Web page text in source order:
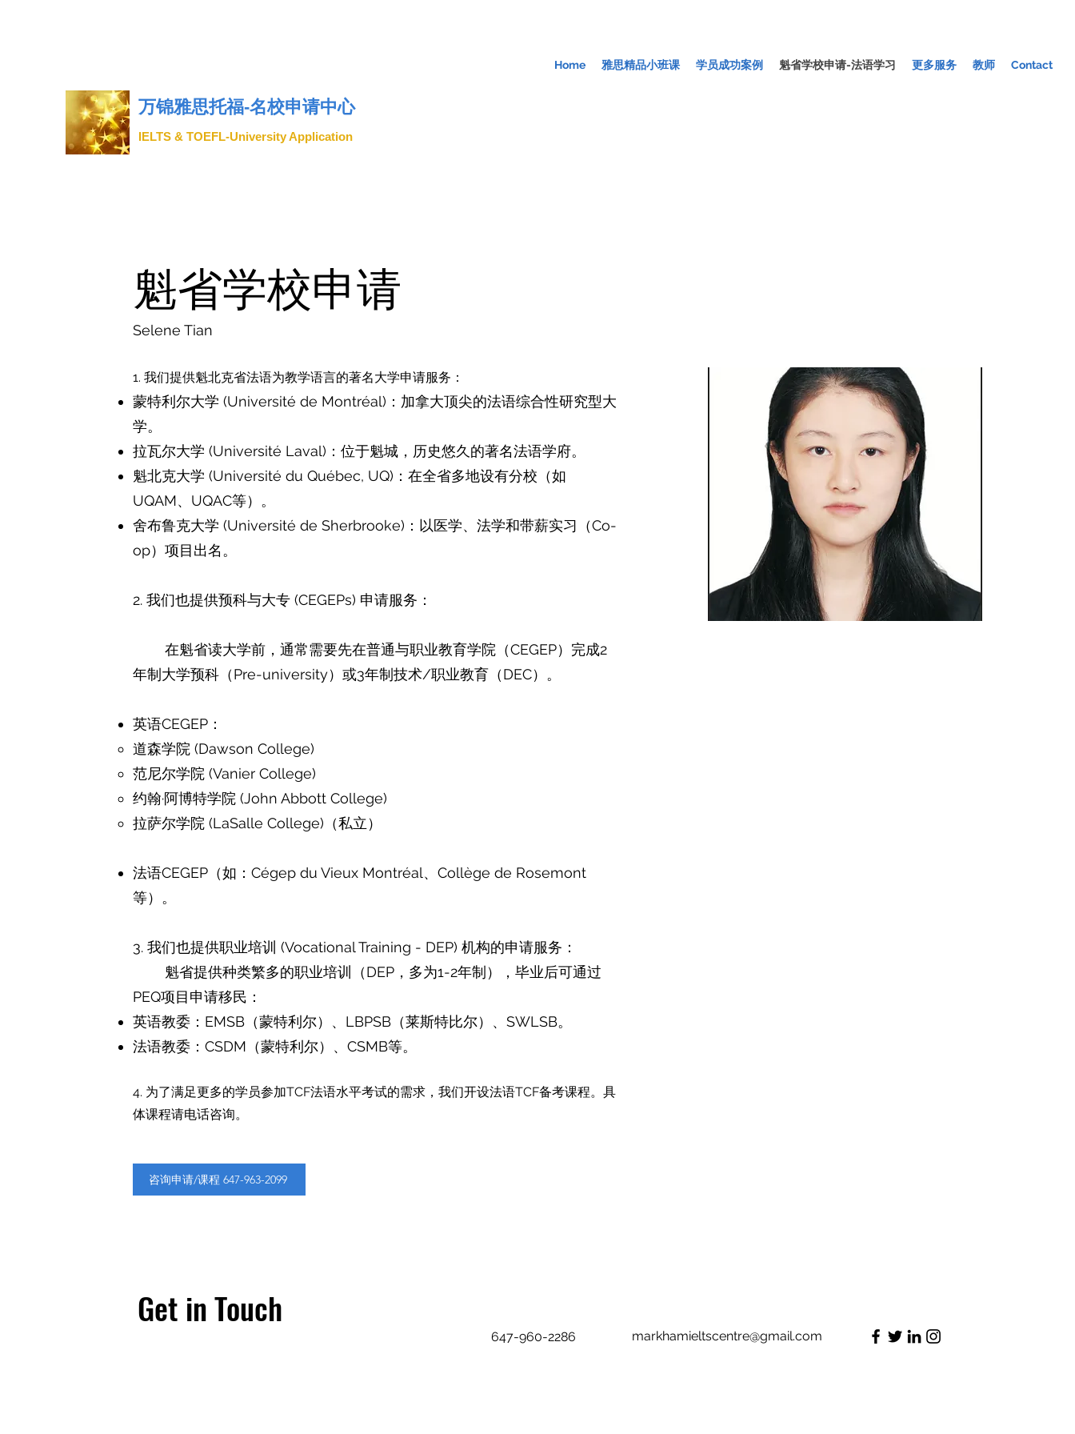
万锦雅思托福-名校申请中心
IELTS & TOEFL-University Application
Home 雅思精品小班课 学员成功案例 魁省学校申请-法语学习 更多服务 教师 Contact
​魁省学校申请
Selene Tian
1. 我们提供魁北克省法语为教学语言的著名大学申请服务：
蒙特利尔大学 (Université de Montréal)：加拿大顶尖的法语综合性研究型大
学。
拉瓦尔大学 (Université Laval)：位于魁城，历史悠久的著名法语学府。
魁北克大学 (Université du Québec, UQ)：在全省多地设有分校（如
UQAM、UQAC等）。
舍布鲁克大学 (Université de Sherbrooke)：以医学、法学和带薪实习（Co-
op）项目出名。
2. 我们也提供预科与大专 (CEGEPs) 申请服务：
在魁省读大学前，通常需要先在普通与职业教育学院（CEGEP）完成2
年制大学预科（Pre-university）或3年制技术/职业教育（DEC）。
英语CEGEP：
道森学院 (Dawson College)
范尼尔学院 (Vanier College)
约翰·阿博特学院 (John Abbott College)
拉萨尔学院 (LaSalle College)（私立）
法语CEGEP（如：Cégep du Vieux Montréal、Collège de Rosemont
等）。
3. 我们也提供职业培训 (Vocational Training - DEP) 机构的申请服务：
魁省提供种类繁多的职业培训（DEP，多为1-2年制），毕业后可通过
PEQ项目申请移民：
英语教委：EMSB（蒙特利尔）、LBPSB（莱斯特比尔）、SWLSB。
法语教委：CSDM（蒙特利尔）、CSMB等。
4. 为了满足更多的学员参加TCF法语水平考试的需求，我们开设法语TCF备考课程。具
体课程请电话咨询。
咨询申请/课程 647-963-2099
Get in Touch
647-960-2286 markhamieltscentre@gmail.com